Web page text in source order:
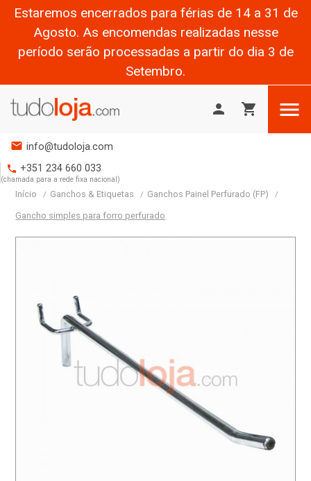
Estaremos encerrados para férias de 14 a 31 de
Agosto. As encomendas realizadas nesse
período serão processadas a partir do dia 3 de
Setembro.
person shopping_cart 
mail info@tudoloja.com
phone +351 234 660 033
(chamada para a rede fixa nacional)
Início Ganchos & Etiquetas Ganchos Painel Perfurado (FP)
Gancho simples para forro perfurado